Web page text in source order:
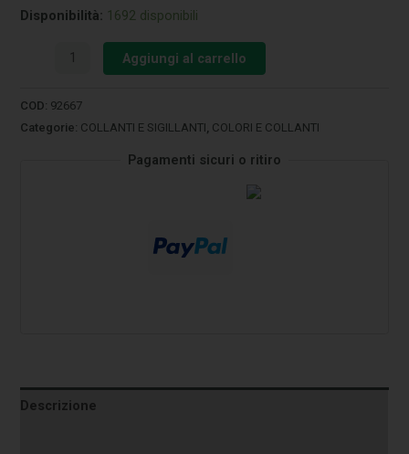
Disponibilità: 1692 disponibili
Aggiungi al carrello
COD: 92667
Categorie: COLLANTI E SIGILLANTI COLORI E COLLANTI
Pagamenti sicuri o ritiro
Descrizione